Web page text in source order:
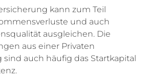
kann zum Teil
und auch
ausgleichen. Die
aus einer Privaten
sind auch häufig das Startkapital